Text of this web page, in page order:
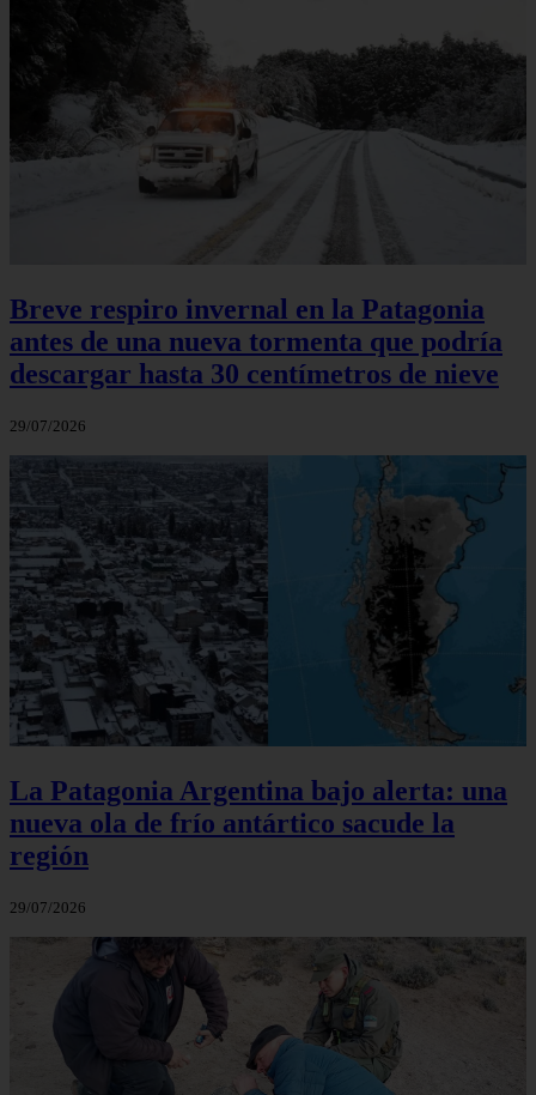
Breve respiro invernal en la Patagonia
antes de una nueva tormenta que podría
descargar hasta 30 centímetros de nieve
29/07/2026
La Patagonia Argentina bajo alerta: una
nueva ola de frío antártico sacude la
región
29/07/2026